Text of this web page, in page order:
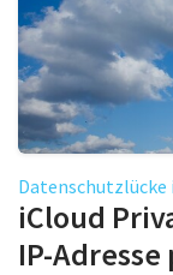
Datenschutzlücke
iCloud
IP-